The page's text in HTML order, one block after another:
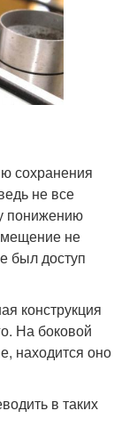
сохранения
не все
понижению
не
был доступ
конструкция
На боковой
находится оно
в таких